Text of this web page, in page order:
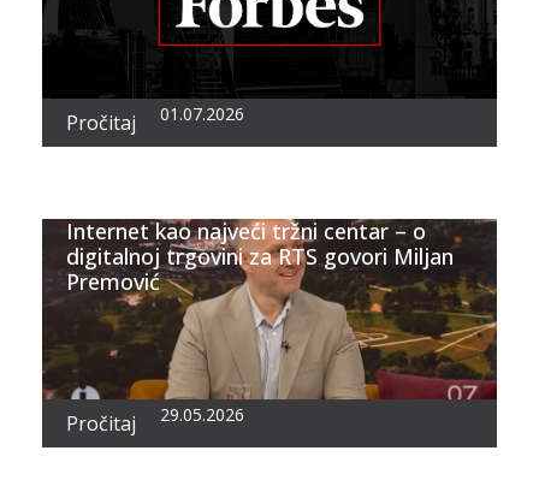
Pročitaj 01.07.2026
Internet kao najveći tržni centar – o
digitalnoj trgovini za RTS govori Miljan
Premović
Pročitaj 29.05.2026